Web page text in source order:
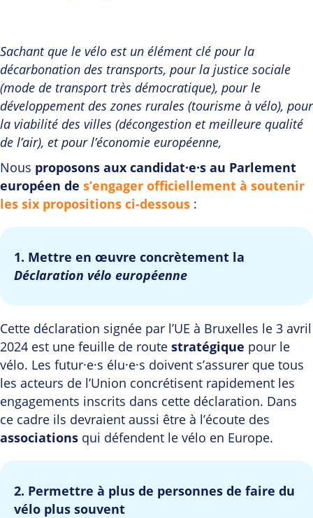
Sachant que le vélo est un élément clé pour la
décarbonation des transports, pour la justice sociale
(mode de transport très démocratique), pour le
développement des zones rurales (tourisme à vélo), pour
la viabilité des villes (décongestion et meilleure qualité
de l’air), et pour l’économie européenne,
Nous proposons aux candidat·e·s au Parlement
européen de s’engager officiellement à soutenir
les six propositions ci-dessous :
1. Mettre en œuvre concrètement la
Déclaration vélo européenne
Cette déclaration signée par l’UE à Bruxelles le 3 avril
2024 est une feuille de route stratégique pour le
vélo. Les futur·e·s élu·e·s doivent s’assurer que tous
les acteurs de l’Union concrétisent rapidement les
engagements inscrits dans cette déclaration. Dans
ce cadre ils devraient aussi être à l’écoute des
associations qui défendent le vélo en Europe.
2. Permettre à plus de personnes de faire du
vélo plus souvent